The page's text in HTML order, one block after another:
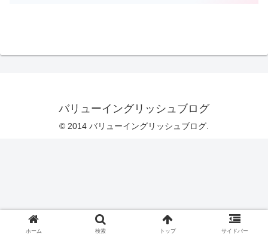
バリューイングリッシュブログ
© 2014 バリューイングリッシュブログ.
ホーム 検索 トップ サイドバー